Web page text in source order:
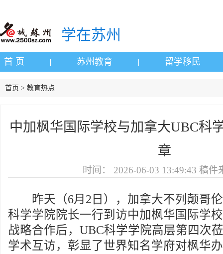
学在苏州
首 页 苏州教育 留学移民
首页 > 教育热点
中加枫华国际学校与加拿大UBC科
章
时间： 2026-06-03 13:49:43 稿件
昨天（6月2日），加拿大不列颠哥伦
科学学院院长一行到访中加枫华国际学
战略合作后，UBC科学学院高层第四次
学术互访，彰显了世界知名学府对枫华